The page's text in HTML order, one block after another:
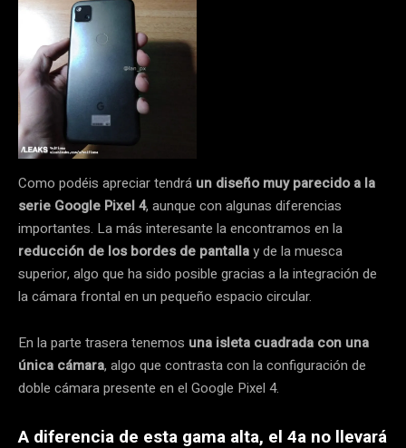
Como podéis apreciar tendrá un diseño muy parecido a la
serie Google Pixel 4, aunque con algunas diferencias
importantes. La más interesante la encontramos en la
reducción de los bordes de pantallay de la muesca
superior, algo que ha sido posible gracias a la integración de
la cámara frontal en un pequeño espacio circular.
En la parte trasera tenemos una isleta cuadrada con una
única cámara, algo que contrasta con la configuración de
doble cámara presente en el Google Pixel 4.
A diferencia de esta gama alta, el 4a no llevará